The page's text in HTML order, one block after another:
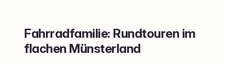
Fahrradfamilie: Rundtouren im
flachen Münsterland